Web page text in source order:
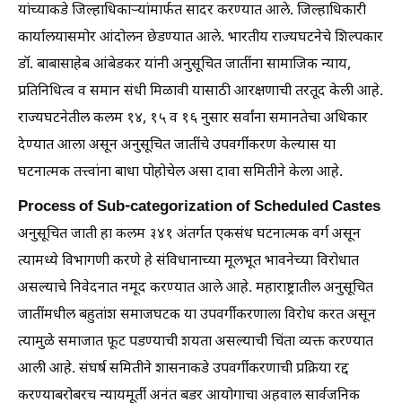
यांच्याकडे जिल्हाधिकार्‍यांमार्फत सादर करण्यात आले. जिल्हाधिकारी
कार्यालयासमोर आंदोलन छेडण्यात आले. भारतीय राज्यघटनेचे शिल्पकार
डॉ. बाबासाहेब आंबेडकर यांनी अनुसूचित जातींना सामाजिक न्याय,
प्रतिनिधित्व व समान संधी मिळावी यासाठी आरक्षणाची तरतूद केली आहे.
राज्यघटनेतील कलम १४, १५ व १६ नुसार सर्वांना समानतेचा अधिकार
देण्यात आला असून अनुसूचित जातींचे उपवर्गीकरण केल्यास या
घटनात्मक तत्त्वांना बाधा पोहोचेल असा दावा समितीने केला आहे.
Process of Sub-categorization of Scheduled Castes
अनुसूचित जाती हा कलम ३४१ अंतर्गत एकसंध घटनात्मक वर्ग असून
त्यामध्ये विभागणी करणे हे संविधानाच्या मूलभूत भावनेच्या विरोधात
असल्याचे निवेदनात नमूद करण्यात आले आहे. महाराष्ट्रातील अनुसूचित
जातींमधील बहुतांश समाजघटक या उपवर्गीकरणाला विरोध करत असून
त्यामुळे समाजात फूट पडण्याची शयता असल्याची चिंता व्यक्त करण्यात
आली आहे. संघर्ष समितीने शासनाकडे उपवर्गीकरणाची प्रक्रिया रद्द
करण्याबरोबरच न्यायमूर्ती अनंत बडर आयोगाचा अहवाल सार्वजनिक